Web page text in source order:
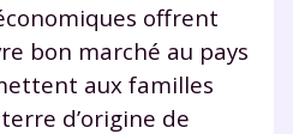
offrent
bon marché au pays
aux familles
d’origine de